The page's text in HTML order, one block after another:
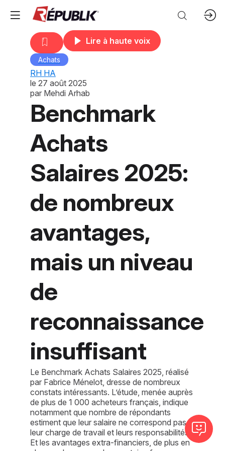
Lire à haute voix
Achats
RH HA
le 27 août 2025
par Mehdi Arhab
Benchmark
Achats
Salaires 2025:
de nombreux
avantages,
mais un niveau
de
reconnaissance
insuffisant
Le Benchmark Achats Salaires 2025, réalisé
par Fabrice Ménelot, dresse de nombreux
constats intéressants. L’étude, menée auprès
de plus de 1 000 acheteurs français, indique
notamment que nombre de répondants
estiment que leur salaire ne correspond pas à
leur charge de travail et leurs responsabilités.
Et les avantages extra-financiers, de plus en